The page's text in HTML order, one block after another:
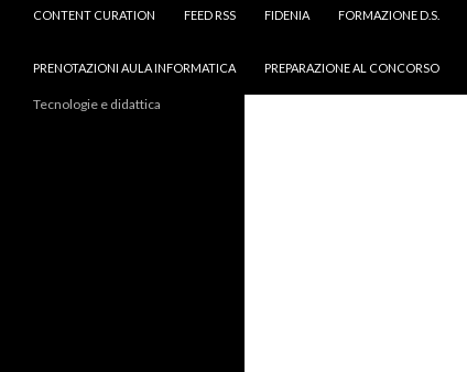
CONTENT CURATION
FEED RSS FIDENIA FORMAZIONE D.S.
PRENOTAZIONI AULA INFORMATICA PREPARAZIONE AL CONCORSO
Tecnologie e didattica